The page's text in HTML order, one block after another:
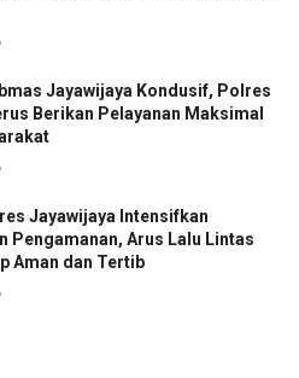
Jayawijaya Kondusif, Polres
Berikan Pelayanan Maksimal
Jayawijaya Intensifkan
Pengamanan, Arus Lalu Lintas
Aman dan Tertib